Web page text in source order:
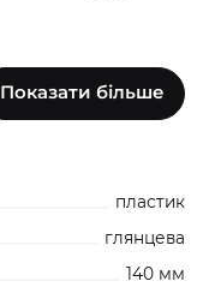
4617
Показати більше
пластик
глянцева
140 мм